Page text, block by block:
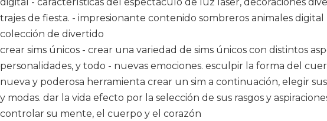
trajes de fiesta. - impresionante contenido sombreros animales
colección de divertido
crear sims únicos - crear una variedad de sims únicos con distintos
personalidades, y todo - nuevas emociones. esculpir la forma del
nueva y poderosa herramienta crear un sim a continuación, elegir
y modas. dar la vida efecto por la selección de sus rasgos y
controlar su mente, el cuerpo y el corazón